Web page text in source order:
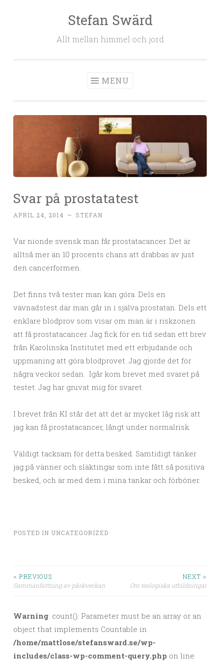
Stefan Swärd
Allt mellan himmel och jord
MENU
Svar på prostatatest
APRIL 24, 2014 ~ STEFAN
Var nionde svensk man får prostatacancer. Det är
alltså mer än 10 procents chans att drabbas av just
den cancerformen.
Det finns två tester man kan göra. Dels en
vävnadstest där man går in i själva prostatan. Dels ett
enklare blodprov som visar om man är i riskzonen
att få prostatacancer. Jag fick för en tid sedan ett brev
från Karolinska Institutet med ett erbjudande och
uppmaning att göra blodprovet. Jag gjorde det för
några veckor sedan. Igår kom brevet med svaret på
testet. Jag har gruvat mig för svaret.
I brevet från KI står det att det är mycket låg risk att
jag kan få prostatacancer, långt under normalrisk.
Väldigt tacksam för detta besked. Samtidigt tänker
jag på vänner och släktingar som inte fått så positiva
besked, och är med dem i mina tankar och förböner.
POSTED IN UNCATEGORIZED
Post navigation
< PREVIOUS
Sammanfattning av påskveckan
NEXT >
Om teologiska utbildningar
Warning: count(): Parameter must be an array or an
object that implements Countable in
/home/mattlose/stefansward.se/wp-
includes/class-wp-comment-query.php on line